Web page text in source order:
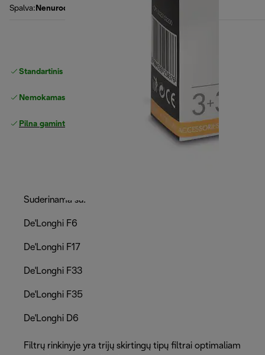
Spalva: Nenurodyta
Standartinis nemokamas
Nemokamas grąžinimas
Pilna gamintojo garantija
Suderinama su:
De'Longhi F6
De'Longhi F17
De'Longhi F33
De'Longhi F35
De'Longhi D6
Filtrų rinkinyje yra trijų skirtingų tipų filtrai optimaliam